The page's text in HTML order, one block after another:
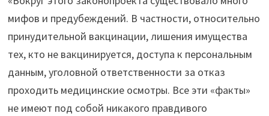
мифов и предубеждений. В частности, относительно
принудительной вакцинации, лишения имущества
тех, кто не вакцинируется, доступа к персональным
данным, уголовной ответственности за отказ
проходить медицинские осмотры. Все эти «факты»
не имеют под собой никакого правдивого